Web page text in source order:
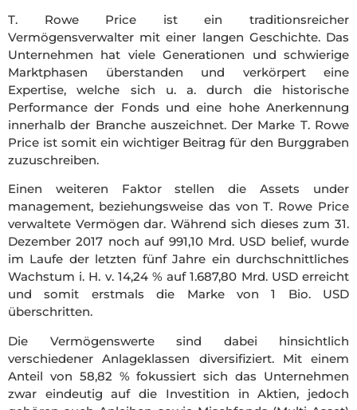
T. Rowe Price ist ein traditionsreicher
Vermögensverwalter mit einer langen Geschichte. Das
Unternehmen hat viele Generationen und schwierige
Marktphasen überstanden und verkörpert eine
Expertise, welche sich u. a. durch die historische
Performance der Fonds und eine hohe Anerkennung
innerhalb der Branche auszeichnet. Der Marke T. Rowe
Price ist somit ein wichtiger Beitrag für den Burggraben
zuzuschreiben.
Einen weiteren Faktor stellen die Assets under
management, beziehungsweise das von T. Rowe Price
verwaltete Vermögen dar. Während sich dieses zum 31.
Dezember 2017 noch auf 991,10 Mrd. USD belief, wurde
im Laufe der letzten fünf Jahre ein durchschnittliches
Wachstum i. H. v. 14,24 % auf 1.687,80 Mrd. USD erreicht
und somit erstmals die Marke von 1 Bio. USD
überschritten.
Die Vermögenswerte sind dabei hinsichtlich
verschiedener Anlageklassen diversifiziert. Mit einem
Anteil von 58,82 % fokussiert sich das Unternehmen
zwar eindeutig auf die Investition in Aktien, jedoch